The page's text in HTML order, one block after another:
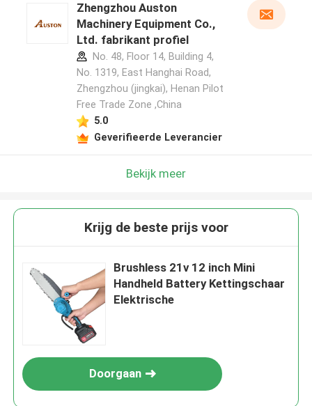
Zhengzhou Auston
Machinery Equipment Co.,
Ltd. fabrikant profiel
No. 48, Floor 14, Building 4,
No. 1319, East Hanghai Road,
Zhengzhou (jingkai), Henan Pilot
Free Trade Zone ,China
5.0
Geverifieerde Leverancier
Bekijk meer
Krijg de beste prijs voor
Brushless 21v 12 inch Mini
Handheld Battery Kettingschaar
Elektrische
Doorgaan